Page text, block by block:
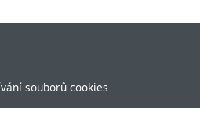
souborů cookies